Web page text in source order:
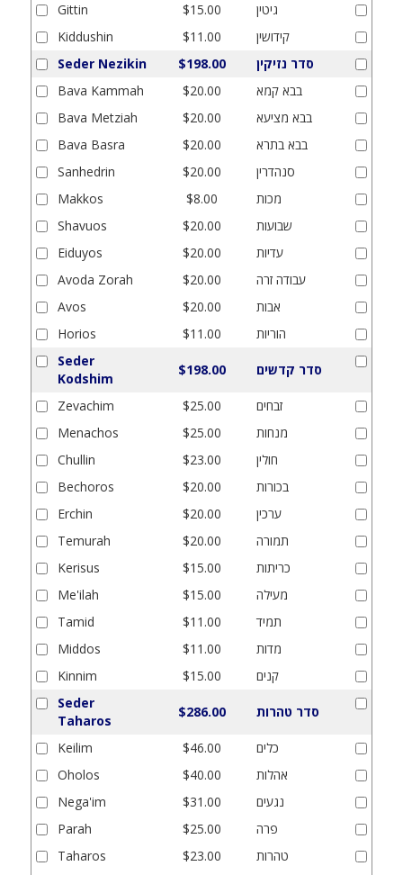
Gittin
$15.00
גיטין
Kiddushin
$11.00
קידושין
Seder Nezikin
$198.00
סדר נזיקין
Bava Kammah
$20.00
בבא קמא
Bava Metziah
$20.00
בבא מציעא
Bava Basra
$20.00
בבא בתרא
Sanhedrin
$20.00
סנהדרין
Makkos
$8.00
מכות
Shavuos
$20.00
שבועות
Eiduyos
$20.00
עדיות
Avoda Zorah
$20.00
עבודה זרה
Avos
$20.00
אבות
Horios
$11.00
הוריות
Seder
Kodshim
$198.00 סדר קדשים
Zevachim $25.00
זבחים
Menachos
$25.00
מנחות
Chullin
$23.00
חולין
Bechoros
$20.00
בכורות
Erchin
$20.00
ערכין
Temurah
$20.00
תמורה
Kerisus
$15.00
כריתות
Me'ilah
$15.00
מעילה
Tamid
$11.00
תמיד
Middos
$11.00
מדות
Kinnim
$15.00
קנים
Seder
Taharos
$286.00 סדר טהרות
Keilim $46.00
כלים
Oholos
$40.00
אהלות
Nega'im
$31.00
נגעים
Parah
$25.00
פרה
Taharos
$23.00
טהרות